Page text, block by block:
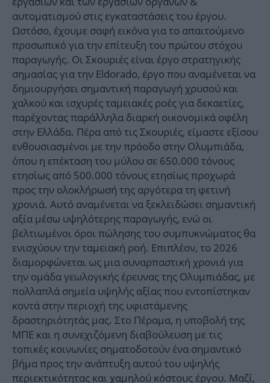
αυτοματισμού στις εγκαταστάσεις του έργου.
Ωστόσο, έχουμε σαφή εικόνα για το απαιτούμενο
προσωπικό για την επίτευξη του πρώτου στόχου
παραγωγής. Οι Σκουριές είναι έργο στρατηγικής
σημασίας για την Eldorado, έργο που αναμένεται να
δημιουργήσει σημαντική παραγωγή χρυσού και
χαλκού και ισχυρές ταμειακές ροές για δεκαετίες,
παρέχοντας παράλληλα διαρκή οικονομικά οφέλη
στην Ελλάδα. Πέρα από τις Σκουριές, είμαστε εξίσου
ενθουσιασμένοι με την πρόοδο στην Ολυμπιάδα,
όπου η επέκταση του μύλου σε 650.000 τόνους
ετησίως από 500.000 τόνους ετησίως προχωρά
προς την ολοκλήρωσή της αργότερα τη φετινή
χρονιά. Αυτό αναμένεται να ξεκλειδώσει σημαντική
αξία μέσω υψηλότερης παραγωγής, ενώ οι
βελτιωμένοι όροι πώλησης του συμπυκνώματος θα
ενισχύουν την ταμειακή ροή. Επιπλέον, το 2026
διαμορφώνεται ως μια συναρπαστική χρονιά για
την ομάδα γεωλογικής έρευνας της Ολυμπιάδας, με
πολλαπλά σημεία υψηλής αξίας που εντοπίστηκαν
κοντά στην περιοχή της υφιστάμενης
δραστηριότητάς μας. Στο Πέραμα, η υποβολή της
ΜΠΕ και η συνεχιζόμενη διαβούλευση με τις
τοπικές κοινωνίες σηματοδοτούν ένα σημαντικό
βήμα προς την ανάπτυξη αυτού του υψηλής
περιεκτικότητας και χαμηλού κόστους έργου. Μαζί,